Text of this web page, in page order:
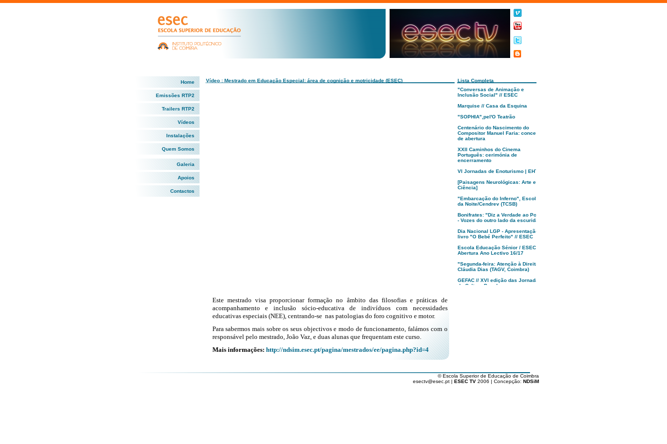
Home
Emissões RTP2
Trailers RTP2
Vídeos
Instalações
Quem Somos
Galeria
Apoios
Contactos
Vídeo : Mestrado em Educação Especial: área de cognição e motricidade (ESEC) Lista Completa
Este mestrado visa proporcionar formação no âmbito das filosofias e práticas de
acompanhamento e inclusão sócio-educativa de indivíduos com necessidades
educativas especiais (NEE), centrando-se nas patologias do foro cognitivo e motor.
Para sabermos mais sobre os seus objectivos e modo de funcionamento, falámos com o
responsável pelo mestrado, João Vaz, e duas alunas que frequentam este curso.
Mais informações: http://ndsim.esec.pt/pagina/mestrados/ee/pagina.php?id=4
"Conversas de Animação e
Inclusão Social" // ESEC
Marquise // Casa da Esquina
"SOPHIA",pel'O Teatrão
Centenário do Nascimento do
Compositor Manuel Faria: concerto
de abertura
XXII Caminhos do Cinema
Português: cerimónia de
encerramento
VI Jornadas de Enoturismo | EHTC
[Paisagens Neurológicas: Arte e
Ciência]
"Embarcação do Inferno", Escola
da Noite/Cendrev (TCSB)
Bonifrates: "Diz a Verdade ao Poder
- Vozes do outro lado da escuridão"
Dia Nacional LGP - Apresentação
livro "O Bebé Perfeito" // ESEC
Escola Educação Sénior / ESEC -
Abertura Ano Lectivo 16/17
"Segunda-feira: Atenção à Direita!",
Cláudia Dias (TAGV, Coimbra)
GEFAC // XVI edição das Jornadas
de Cultura Popular
Alunos de Arte e Design ESEC
vencem Fiat 500 Second Skin
© Escola Superior de Educação de Coimbra
esectv@esec.pt | ESEC TV 2006 | Concepção: NDSiM